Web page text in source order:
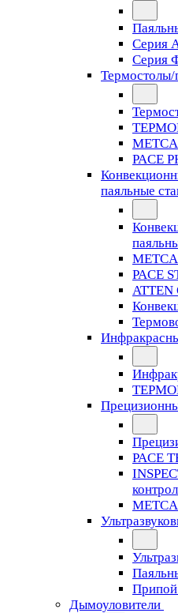
Серия
Серия
Термостолы/
PACE
паяльные
PACE
ATTEN
PACE
Припой
Дымоуловители